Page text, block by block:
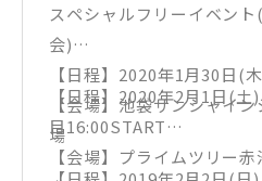
02. Unchain
03. Every Single Day（
04. 未完成（
05. Unchain（
＜DVD＞
スペシャルフリーイベン
会)
【日程】2020年1月30日(
【会場】池袋サンシャイ
場
【日程】2020年2月1日(
目16:00START
【会場】プライムツリー